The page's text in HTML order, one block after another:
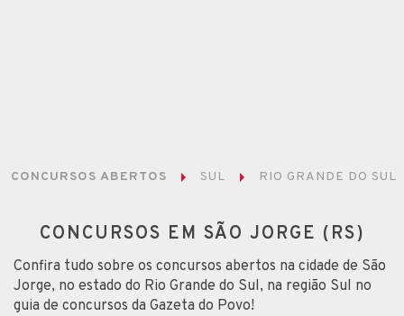
CONCURSOS ABERTOS SUL RIO GRANDE DO SUL
CONCURSOS EM SÃO JORGE (RS)
Confira tudo sobre os concursos abertos na cidade de São
Jorge, no estado do Rio Grande do Sul, na região Sul no
guia de concursos da Gazeta do Povo!